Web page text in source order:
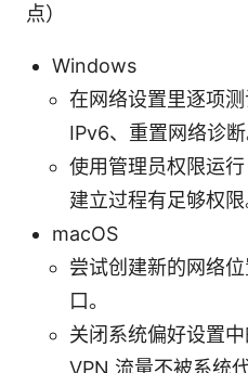
点）
Windows
在网络设置里逐项
IPv6、重置网络诊断
使用管理员权限运
建立过程有足够权限
macOS
尝试创建新的网络
口。
关闭系统偏好设置
VPN 流量不被系统